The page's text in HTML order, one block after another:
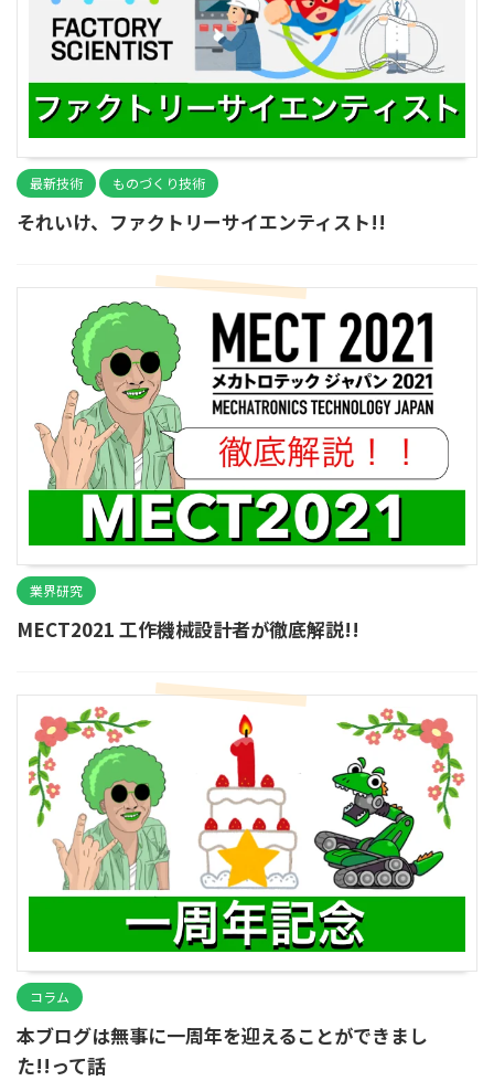
最新技術 ものづくり技術
それいけ、ファクトリーサイエンティスト!!
業界研究
MECT2021 工作機械設計者が徹底解説!!
コラム
本ブログは無事に一周年を迎えることができまし
た!!って話